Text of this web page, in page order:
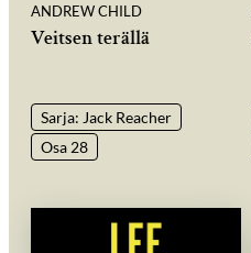
ANDREW CHILD
Veitsen terällä
Sarja: Jack Reacher
Osa 28